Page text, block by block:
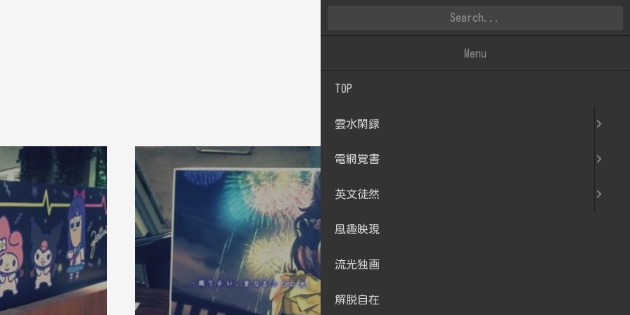
2019.03
Menu
TOP
雲水閑録
電網覚書
英文徒然
風趣映現
流光独画
解脱自在